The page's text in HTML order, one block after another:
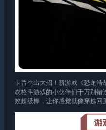
卡普空出大招！新游戏《恐龙浩
欢格斗游戏的小伙伴们千万别错
效超级棒，让你感觉就像穿越回